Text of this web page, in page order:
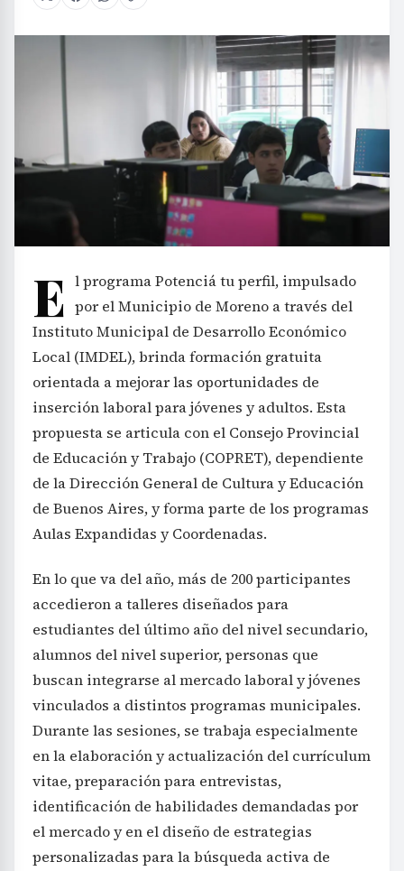
E l programa Potenciá tu perfil, impulsado
por el Municipio de Moreno a través del
Instituto Municipal de Desarrollo Económico
Local (IMDEL), brinda formación gratuita
orientada a mejorar las oportunidades de
inserción laboral para jóvenes y adultos. Esta
propuesta se articula con el Consejo Provincial
de Educación y Trabajo (COPRET), dependiente
de la Dirección General de Cultura y Educación
de Buenos Aires, y forma parte de los programas
Aulas Expandidas y Coordenadas.
En lo que va del año, más de 200 participantes
accedieron a talleres diseñados para
estudiantes del último año del nivel secundario,
alumnos del nivel superior, personas que
buscan integrarse al mercado laboral y jóvenes
vinculados a distintos programas municipales.
Durante las sesiones, se trabaja especialmente
en la elaboración y actualización del currículum
vitae, preparación para entrevistas,
identificación de habilidades demandadas por
el mercado y en el diseño de estrategias
personalizadas para la búsqueda activa de